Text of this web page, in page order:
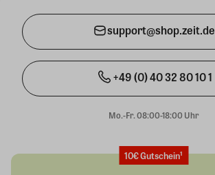
support@shop.zeit.de
+49 (0) 40 32 80 10 1
Mo.-Fr. 08:00-18:00 Uhr
10€ Gutschein¹